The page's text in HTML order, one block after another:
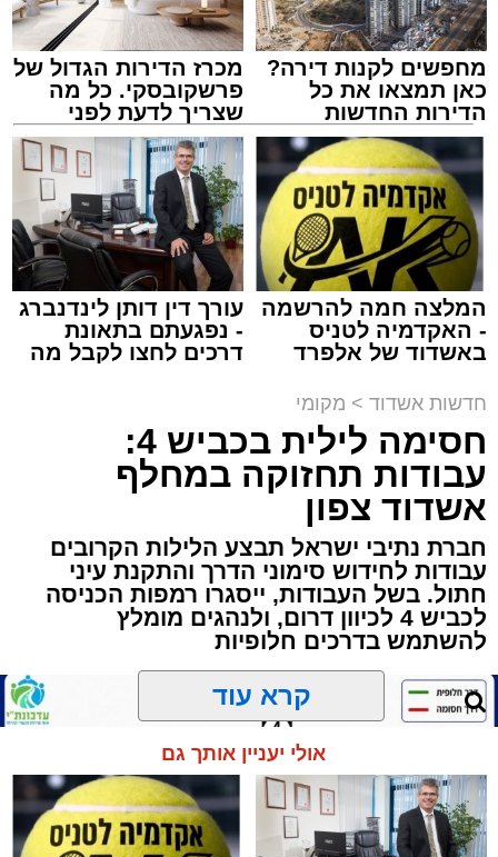
מעגלים
מנהל האתר / 20:31 06.08.26
תגים:הגרי"ב שרייבר מעגלים
ארוע שטרם היה כמותו: בשבוע הבא ביום ג'
יתכנסו המוני בחורי הישיבות שטרם החלו את זמן
'אלול', והם יזכו לשמוע את גדולי הדור, מרן הגרי"ב
שרייבר שליט"א והגאון רבי ישאי טולידנו שליט"א,
שבשעה נדירה של קורת רוח ישתפו את שומעיהם
באשר ראו וקיבלו בבתי הוריהם, הגאון רבי פנחס
שרייבר זצ"ל והגאון רבי ניסים טולידנו זצ"ל, כאשר
מטרתם של הדברים שישמעו היא לעורר הלבבות
ולהחדיר אהבת אמת לתורה.
הארוע, במסגרת ארועי 'מעגלים', יתקיים בבית
הכנסת 'חניכי הישיבות' רובע ג', ביום שלישי הקרוב
לאחר הארוע יתקיים רב שיח וכן פלפול תלמודי
בריתחא דאורייתא בעומקא דשמעתתא.
מחפשים לקנות דירה?
כאן תמצאו את כל
הדירות החדשות
למכירה באשדוד >>>
מכרז הדירות הגדול של
פרשקובסקי. כל מה
שצריך לדעת לפני
שמגישים הצעה לדירה
באשדוד
המלצה חמה להרשמה
- האקדמיה לטניס
באשדוד של אלפרד
עורך דין דותן לינדנברג
- נפגעתם בתאונת
דרכים לחצו לקבל מה
חדשות אשדוד > מקומי
חסימה לילית בכביש 4:
עבודות תחזוקה במחלף
אשדוד צפון
חברת נתיבי ישראל תבצע הלילות הקרובים
עבודות לחידוש סימוני הדרך והתקנת עיני
חתול. בשל העבודות, ייסגרו רמפות הכניסה
לכביש 4 לכיוון דרום, ולנהגים מומלץ
להשתמש בדרכים חלופיות
קרא עוד
אולי יעניין אותך גם